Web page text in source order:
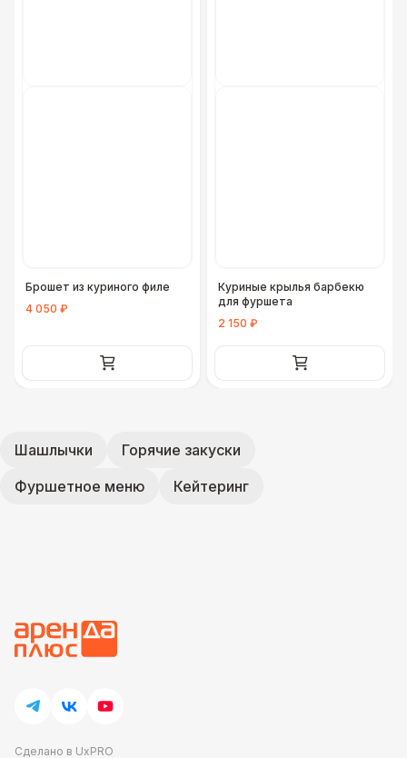
Брошет из куриного филе
4 050 ₽
Куриные крылья барбекю
для фуршета
2 150 ₽
Шашлычки
Горячие закуски
Фуршетное меню
Кейтеринг
Сделано в UxPRO